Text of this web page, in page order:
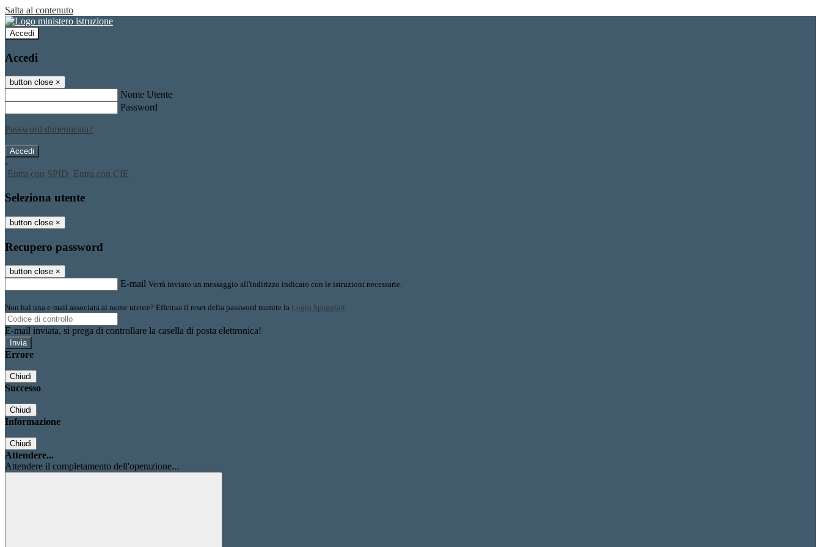
Salta al contenuto
Accedi
Accedi
button close ×
Nome Utente
Password
Password dimenticata?
-
Entra con SPID Entra con CIE
Seleziona utente
button close ×
Recupero password
button close ×
E-mail Verrà inviato un messaggio all'indirizzo indicato con le istruzioni necessarie.
Non hai una e-mail associata al nome utente? Effettua il reset della password tramite la Login Spaggiari
E-mail inviata, si prega di controllare la casella di posta elettronica!
Errore
Chiudi
Successo
Chiudi
Informazione
Chiudi
Attendere...
Attendere il completamento dell'operazione...